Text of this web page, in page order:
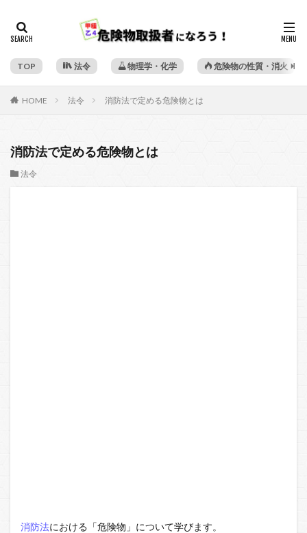
TOP 法令 物理学・化学 危険物の性質・消火
HOME 法令 消防法で定める危険物とは
消防法で定める危険物とは
法令
消防法における「危険物」について学びます。